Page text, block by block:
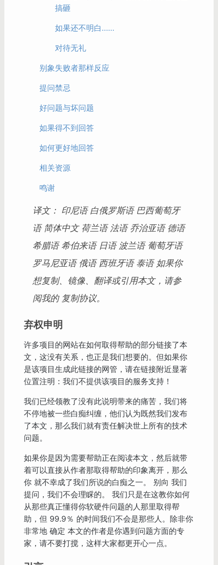
搞砸
如果还不明白……
对待无礼
别象失败者那样反应
提问禁忌
好问题与坏问题
如果得不到回答
如何更好地回答
相关资源
鸣谢
译文： 印尼语 白俄罗斯语 巴西葡萄牙
语 简体中文 荷兰语 法语 乔治亚语 德语
希腊语 希伯来语 日语 波兰语 葡萄牙语
罗马尼亚语 俄语 西班牙语 泰语 如果你
想复制、镜像、翻译或引用本文，请参
阅我的 复制协议。
弃权申明
许多项目的网站在如何取得帮助的部分链接了本
文，这没有关系，也正是我们想要的。但如果你
是该项目生成此链接的网管，请在链接附近显著
位置注明：我们不提供该项目的服务支持！
我们已经领教了没有此说明带来的痛苦，我们将
不停地被一些白痴纠缠，他们认为既然我们发布
了本文，那么我们就有责任解决世上所有的技术
问题。
如果你是因为需要帮助正在阅读本文，然后就带
着可以直接从作者那取得帮助的印象离开，那么
你 就不幸成了我们所说的白痴之一。 别向 我们
提问，我们不会理睬的。 我们只是在这教你如何
从那些真正懂得你软硬件问题的人那里取得帮
助，但 99.9％ 的时间我们不会是那些人。除非你
非常地 确定 本文的作者是你遇到问题方面的专
家，请不要打搅，这样大家都更开心一点。